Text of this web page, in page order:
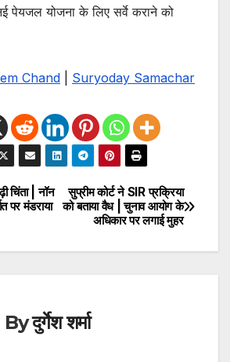
पेयजल योजना के लिए सर्वे कराने को
Chand Suryoday Samachar
सुप्रीम कोर्ट ने SIR प्रक्रिया
को बताया वैध | चुनाव आयोग के
अधिकार पर लगाई मुहर
चिंता | नॉन
पर मंडराया
Byदुर्गेश शर्मा